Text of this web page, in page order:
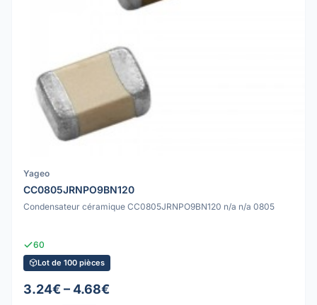
Yageo
CC0805JRNPO9BN120
Condensateur céramique CC0805JRNPO9BN120 n/a n/a 0805
60
Lot de 100 pièces
3.24€ – 4.68€